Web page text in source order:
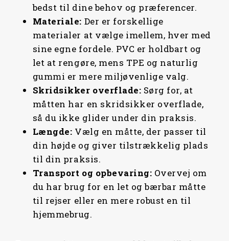
bedst til dine behov og præferencer.
Materiale: Der er forskellige
materialer at vælge imellem, hver med
sine egne fordele. PVC er holdbart og
let at rengøre, mens TPE og naturlig
gummi er mere miljøvenlige valg.
Skridsikker overflade: Sørg for, at
måtten har en skridsikker overflade,
så du ikke glider under din praksis.
Længde: Vælg en måtte, der passer til
din højde og giver tilstrækkelig plads
til din praksis.
Transport og opbevaring: Overvej om
du har brug for en let og bærbar måtte
til rejser eller en mere robust en til
hjemmebrug.